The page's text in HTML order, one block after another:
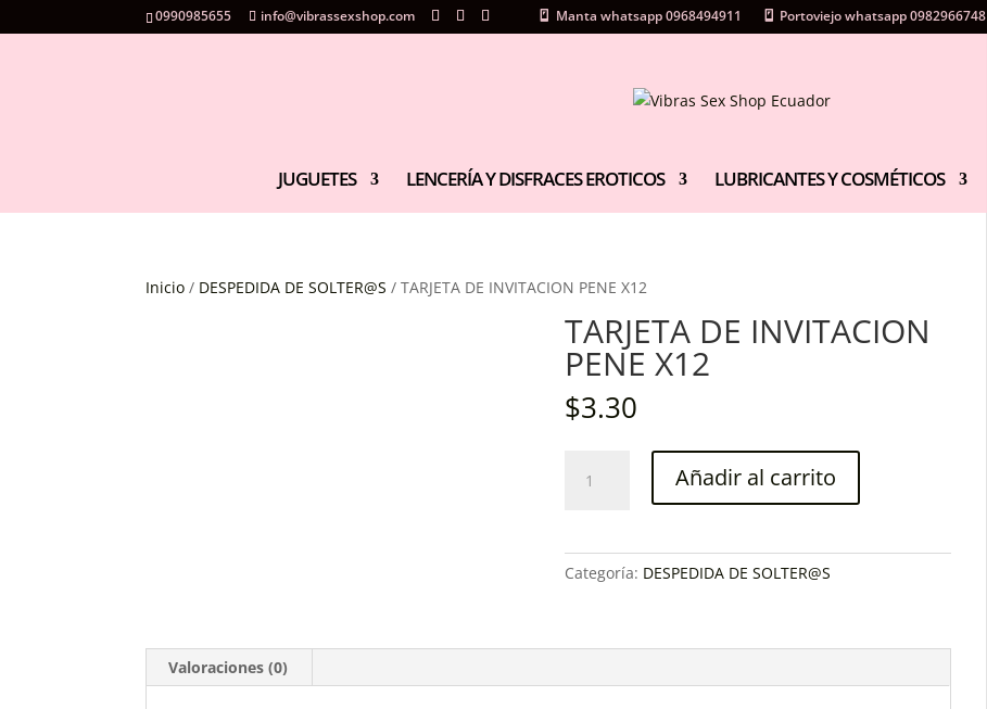
0990985655 info@vibrassexshop.com Manta whatsapp 0968494911 Portoviejo whatsapp 0982966748
JUGUETES LENCERÍA Y DISFRACES EROTICOS LUBRICANTES Y COSMÉTICOS
Inicio / DESPEDIDA DE SOLTER@S / TARJETA DE INVITACION PENE X12
TARJETA DE INVITACION
PENE X12
$3.30
cantidad
Añadir al carrito
Categoría: DESPEDIDA DE SOLTER@S
Valoraciones (0)